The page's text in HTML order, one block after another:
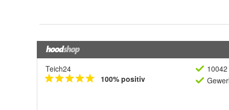
Teich24
100% positiv